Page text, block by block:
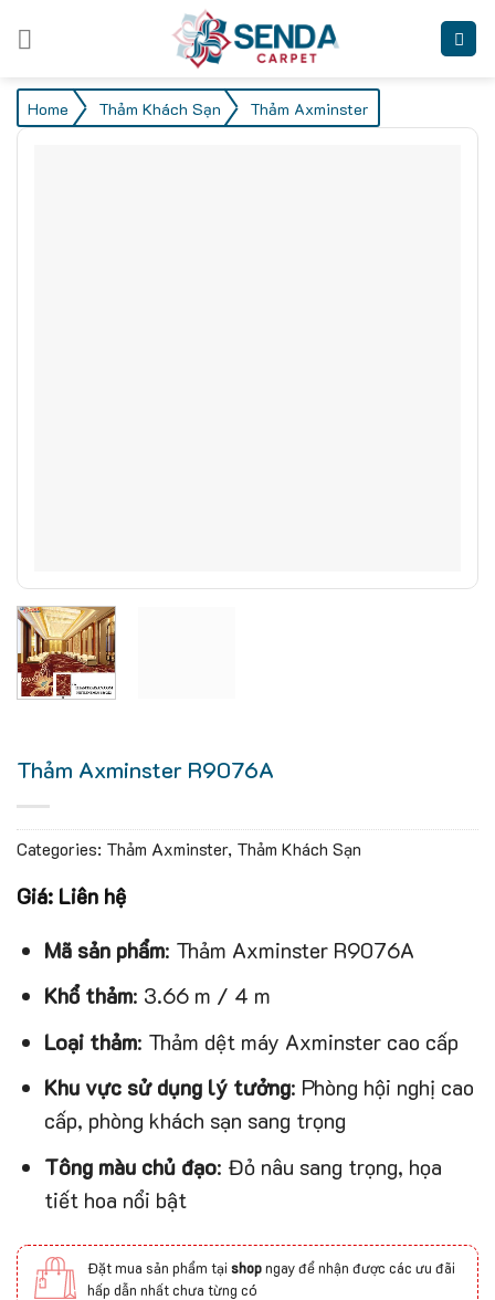
Home / Thảm Khách Sạn / Thảm Axminster
Thảm Axminster R9076A
Categories: Thảm Axminster, Thảm Khách Sạn
Giá: Liên hệ
Mã sản phẩm: Thảm Axminster R9076A
Khổ thảm: 3.66 m / 4 m
Loại thảm: Thảm dệt máy Axminster cao cấp
Khu vực sử dụng lý tưởng: Phòng hội nghị cao
cấp, phòng khách sạn sang trọng
Tông màu chủ đạo: Đỏ nâu sang trọng, họa
tiết hoa nổi bật
Đặt mua sản phẩm tại shopngay để nhận được các ưu đãi
hấp dẫn nhất chưa từng có